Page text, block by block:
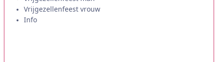
Vrijgezellenfeest vrouw
Info